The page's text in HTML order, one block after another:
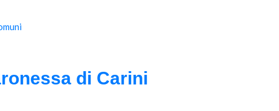
di Carini